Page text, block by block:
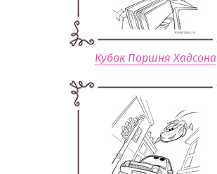
Кубок Поршня Хадсона